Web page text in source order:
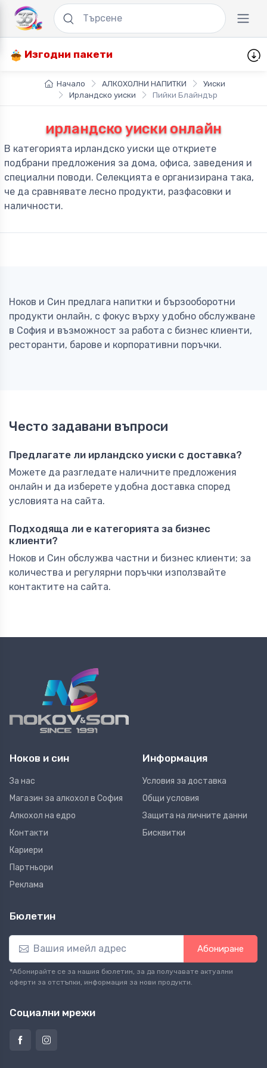
Изгодни пакети
Начало АЛКОХОЛНИ НАПИТКИ
Уиски
Ирландско уиски
Пийки Блайндър
ирландско уиски онлайн
В категорията ирландско уиски ще откриете
подбрани предложения за дома, офиса, заведения и
специални поводи. Селекцията е организирана така,
че да сравнявате лесно продукти, разфасовки и
наличности.
Ноков и Син предлага напитки и бързооборотни
продукти онлайн, с фокус върху удобно обслужване
в София и възможност за работа с бизнес клиенти,
ресторанти, барове и корпоративни поръчки.
Често задавани въпроси
Предлагате ли ирландско уиски с доставка?
Можете да разгледате наличните предложения
онлайн и да изберете удобна доставка според
условията на сайта.
Подходяща ли е категорията за бизнес
клиенти?
Ноков и Син обслужва частни и бизнес клиенти; за
количества и регулярни поръчки използвайте
контактите на сайта.
Ноков и син
За нас
Магазин за алкохол в София
Алкохол на едро
Контакти
Кариери
Партньори
Реклама
Информация
Условия за доставка
Общи условия
Защита на личните данни
Бисквитки
Бюлетин
Абониране
*Абонирайте се за нашия бюлетин, за да получавате актуални
оферти за отстъпки, информация за нови продукти.
Социални мрежи